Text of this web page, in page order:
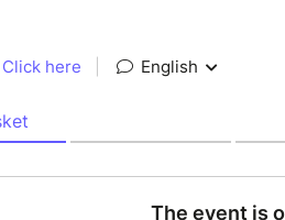
monstres et dragons.
spectacle frissonnant inspiré des
de Mongolie.
: Gadulka, Viola, Sensula,